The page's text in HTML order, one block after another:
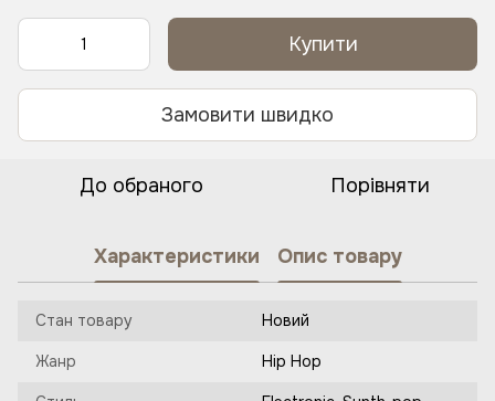
Купити
Замовити швидко
До обраного Порівняти
Характеристики Опис товару
Стан товару Новий
Жанр Hip Hop